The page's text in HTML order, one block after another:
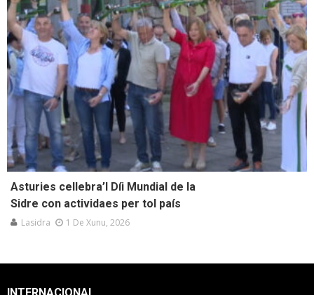
Asturies cellebra’l Díi Mundial de la
Sidre con actividaes per tol país
Lasidra 1 De Xunu, 2026
INTERNACIONAL